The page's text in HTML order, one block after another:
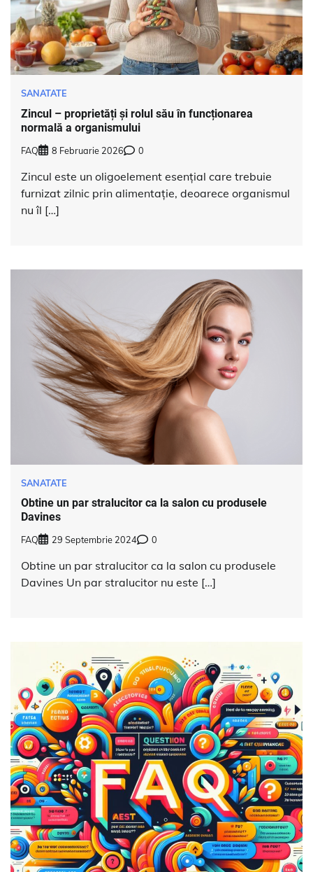
SANATATE
Zincul – proprietăți și rolul său în funcționarea
normală a organismului
FAQ 8 Februarie 2026 0
Zincul este un oligoelement esențial care trebuie
furnizat zilnic prin alimentație, deoarece organismul
nu îl […]
SANATATE
Obtine un par stralucitor ca la salon cu produsele
Davines
FAQ 29 Septembrie 2024 0
Obtine un par stralucitor ca la salon cu produsele
Davines Un par stralucitor nu este […]